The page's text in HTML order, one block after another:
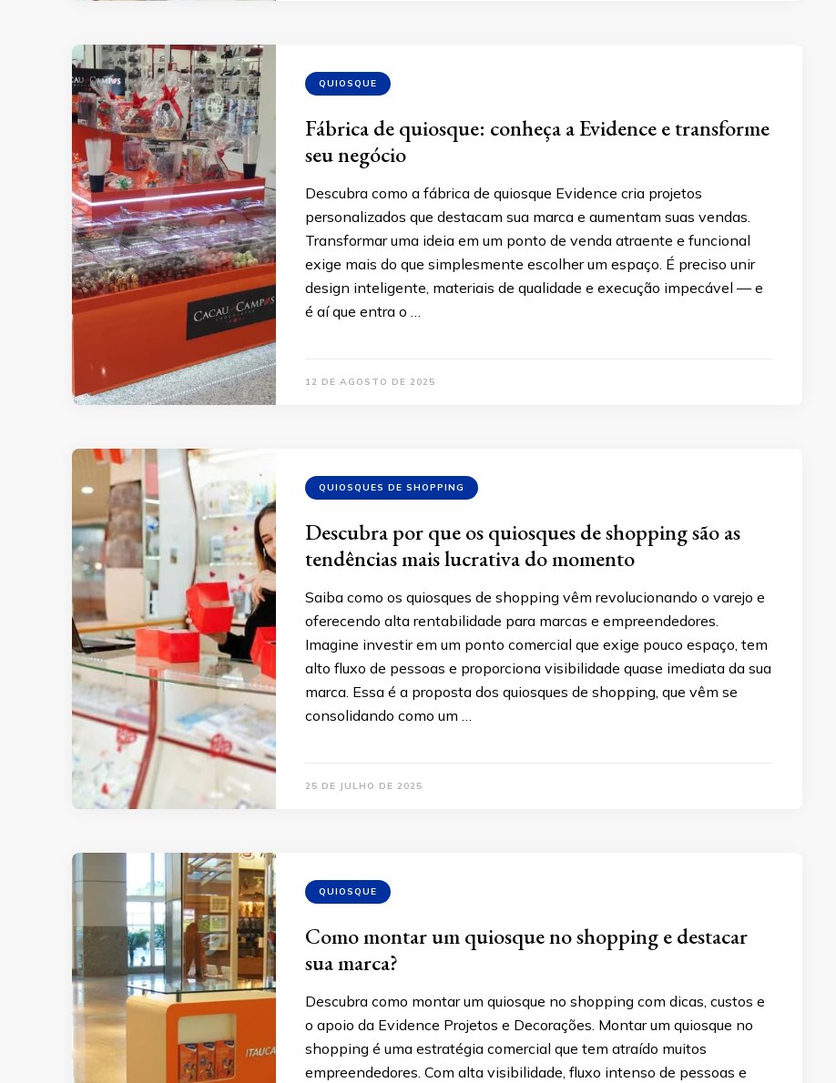
QUIOSQUE
Fábrica de quiosque: conheça a Evidence e transforme
seu negócio
Descubra como a fábrica de quiosque Evidence cria projetos
personalizados que destacam sua marca e aumentam suas vendas.
Transformar uma ideia em um ponto de venda atraente e funcional
exige mais do que simplesmente escolher um espaço. É preciso unir
design inteligente, materiais de qualidade e execução impecável — e
é aí que entra o …
12 DE AGOSTO DE 2025
QUIOSQUES DE SHOPPING
Descubra por que os quiosques de shopping são as
tendências mais lucrativa do momento
Saiba como os quiosques de shopping vêm revolucionando o varejo e
oferecendo alta rentabilidade para marcas e empreendedores.
Imagine investir em um ponto comercial que exige pouco espaço, tem
alto fluxo de pessoas e proporciona visibilidade quase imediata da sua
marca. Essa é a proposta dos quiosques de shopping, que vêm se
consolidando como um …
25 DE JULHO DE 2025
QUIOSQUE
Como montar um quiosque no shopping e destacar
sua marca?
Descubra como montar um quiosque no shopping com dicas, custos e
o apoio da Evidence Projetos e Decorações. Montar um quiosque no
shopping é uma estratégia comercial que tem atraído muitos
empreendedores. Com alta visibilidade, fluxo intenso de pessoas e